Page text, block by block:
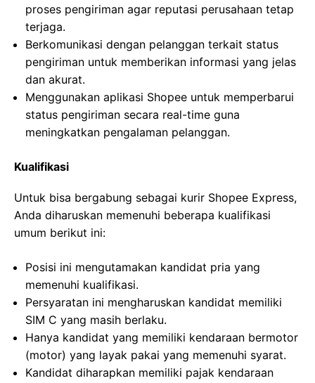
proses pengiriman agar reputasi perusahaan tetap
terjaga.
Berkomunikasi dengan pelanggan terkait status
pengiriman untuk memberikan informasi yang jelas
dan akurat.
Menggunakan aplikasi Shopee untuk memperbarui
status pengiriman secara real-time guna
meningkatkan pengalaman pelanggan.
Kualifikasi
Untuk bisa bergabung sebagai kurir Shopee Express,
Anda diharuskan memenuhi beberapa kualifikasi
umum berikut ini:
Posisi ini mengutamakan kandidat pria yang
memenuhi kualifikasi.
Persyaratan ini mengharuskan kandidat memiliki
SIM C yang masih berlaku.
Hanya kandidat yang memiliki kendaraan bermotor
(motor) yang layak pakai yang memenuhi syarat.
Kandidat diharapkan memiliki pajak kendaraan